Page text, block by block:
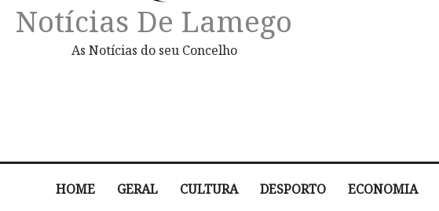
Notícias De Lamego
As Notícias do seu Concelho
HOME GERAL CULTURA DESPORTO ECONOMIA